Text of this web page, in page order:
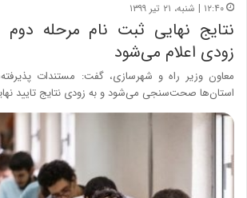
۱۲:۴۰ | شنبه، ۲۱ تیر ۱۳۹۹
نتایج نهایی ثبت نام مرحله
زودی اعلام می‌شود
معاون وزیر راه و شهرسازی، گفت: مستندات
استان‌ها صحت‌سنجی می‌شود و به زودی نتایج تایید